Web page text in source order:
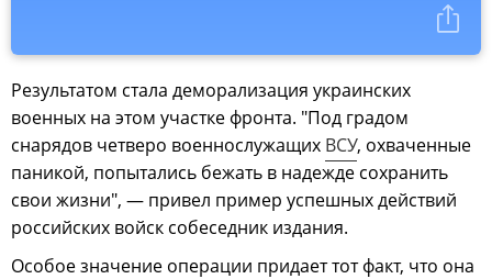
Результатом стала деморализация украинских
военных на этом участке фронта. "Под градом
снарядов четверо военнослужащих ВСУ, охваченные
паникой, попытались бежать в надежде сохранить
свои жизни", — привел пример успешных действий
российских войск собеседник издания.
Особое значение операции придает тот факт, что она